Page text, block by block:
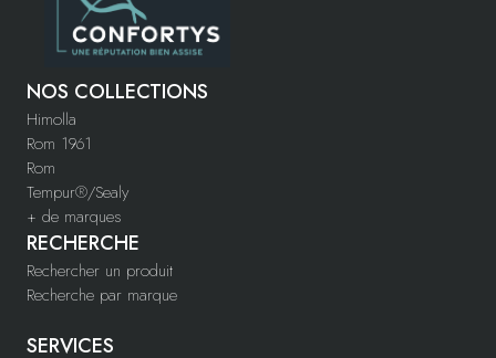
NOS COLLECTIONS
Himolla
Rom 1961
Rom
Tempur®/Sealy
+ de marques
RECHERCHE
Rechercher un produit
Recherche par marque
SERVICES